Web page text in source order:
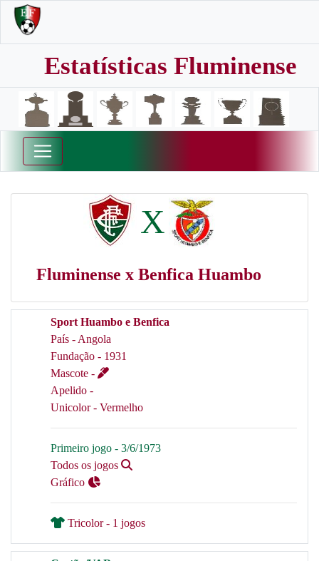
Estatísticas Fluminense
X
Fluminense x Benfica Huambo
Sport Huambo e Benfica
País - Angola
Fundação - 1931
Mascote -
Apelido -
Unicolor - Vermelho
Primeiro jogo - 3/6/1973
Todos os jogos
Gráfico
Tricolor - 1 jogos